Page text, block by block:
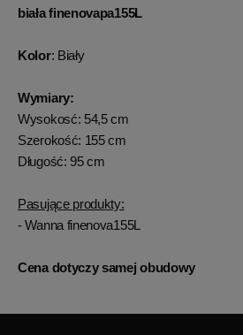
biała finenovapa155L
Kolor: Biały
Wymiary:
Wysokosć: 54,5 cm
Szerokość: 155 cm
Długość: 95 cm
Pasujące produkty:
- Wanna finenova155L
Cena dotyczy samej obudowy